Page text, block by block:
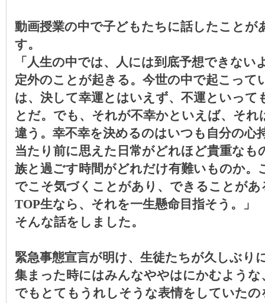
動画授業の中で子どもたちに話したことが
す。
「人生の中では、人には到底予想できない
定外のことが起きる。今世の中で起こって
は、決して幸運とはいえず、不運といって
とだ。でも、それが不幸かといえば、それ
違う。幸不幸を決めるのはいつも自分の心
当たり前に思えた日常がどれほど貴重なも
族と過ごす時間がどれだけ有難いものか。
でこそ気づくことがあり、できることがあ
TOP生なら、それを一生懸命目指そう。」
そんな話をしました。
緊急事態宣言が明け、生徒たちが久しぶり
集まった時にはみんなややはにかむような
でもとてもうれしそうな表情をしていたの